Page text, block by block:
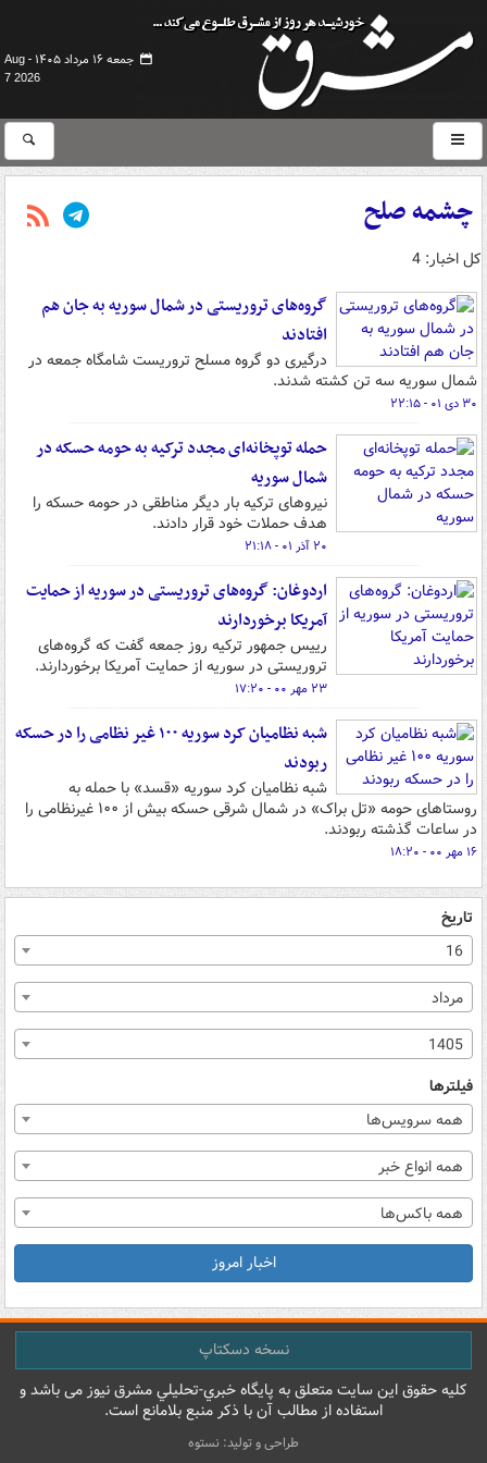
جمعه ۱۶ مرداد ۱۴۰۵ -
Aug
7 2026
چشمه صلح
کل اخبار: 4
گروه‌های تروریستی در شمال سوریه به جان هم
افتادند
درگیری دو گروه مسلح تروریست شامگاه جمعه در
شمال سوریه سه تن کشته شدند.
۳۰ دی ۰۱ - ۲۲:۱۵
حمله توپخانه‌ای مجدد ترکیه به حومه حسکه در
شمال سوریه
نیروهای ترکیه بار دیگر مناطقی در حومه حسکه را
هدف حملات خود قرار دادند.
۲۰ آذر ۰۱ - ۲۱:۱۸
اردوغان: گروه‌های تروریستی در سوریه از حمایت
آمریکا برخوردارند
رییس جمهور ترکیه روز جمعه گفت که گروه‌های
تروریستی در سوریه از حمایت آمریکا برخوردارند.
۲۳ مهر ۰۰ - ۱۷:۲۰
شبه نظامیان کرد سوریه ۱۰۰ غیر نظامی را در حسکه
ربودند
شبه نظامیان کرد سوریه «قسد» با حمله به
روستاهای حومه «تل براک» در شمال شرقی حسکه بیش از ۱۰۰ غیرنظامی را
در ساعات گذشته ربودند.
۱۶ مهر ۰۰ - ۱۸:۲۰
تاریخ
16
مرداد
1405
فیلترها
همه سرویس‌ها
همه انواع خبر
همه باکس‌ها
اخبار امروز
نسخه دسکتاپ
کليه حقوق اين سايت متعلق به پایگاه خبري-تحليلي مشرق نيوز می باشد و
استفاده از مطالب آن با ذکر منبع بلامانع است.
طراحی و تولید: نستوه